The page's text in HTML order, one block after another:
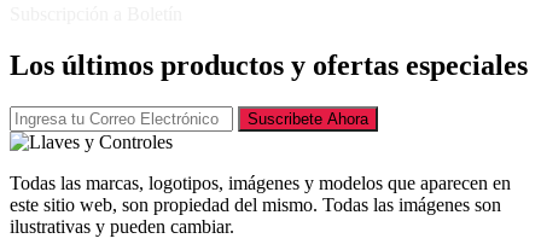
Los últimos productos y ofertas especiales
Suscribete Ahora
Todas las marcas, logotipos, imágenes y modelos que aparecen en
este sitio web, son propiedad del mismo. Todas las imágenes son
ilustrativas y pueden cambiar.